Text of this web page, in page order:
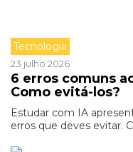
Tecnologia
23 julho 2026
6 erros comuns
Como evitá-los?
Estudar com IA
erros que deves evitar.